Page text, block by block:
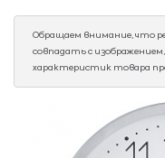
Обращаем внимание, что
совпадать с
характеристик товара